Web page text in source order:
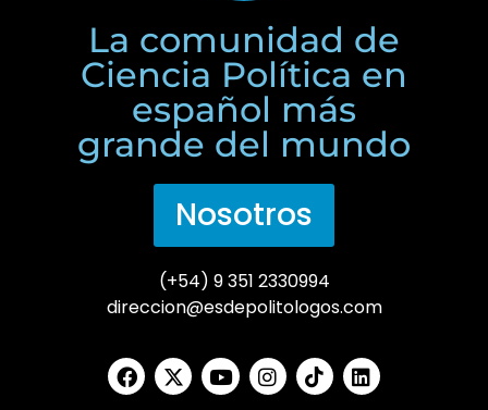
La comunidad de
Ciencia Política en
español más
grande del mundo
Nosotros
(+54) 9 351 2330994
direccion@esdepolitologos.com